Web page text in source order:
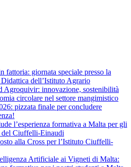
fattoria: giornata speciale presso la
dell’Istituto Agrario
Agroquivir: innovazione, sostenibilità
circolare nel settore mangimistico
pizzata finale per concludere
l’esperienza formativa a Malta per gli
del Ciuffelli-Einaudi
alla Cross per l’Istituto Ciuffelli-
Artificiale ai Vigneti di Malta: